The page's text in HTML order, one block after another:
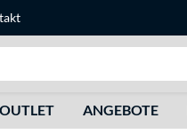
OUTLET ANGEBOTE